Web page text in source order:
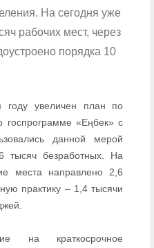
На сегодня уже
рабочих мест, через
порядка 10
увеличен план по
«Еңбек» с
данной мерой
тысяч безработных. На
места направлено 2,6
практику – 1,4 тысячи
на краткосрочное